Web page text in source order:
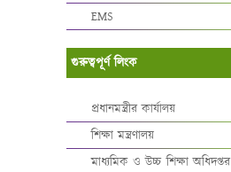
EMS
গুরুত্বপূর্ণ লিংক
প্রধানমন্ত্রীর কার্যালয়
শিক্ষা মন্ত্রণালয়
মাধ্যমিক ও উচ্চ শিক্ষা অধিদপ্তর